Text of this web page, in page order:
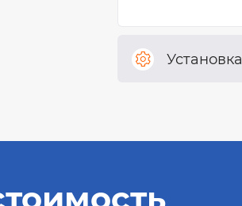
Установка